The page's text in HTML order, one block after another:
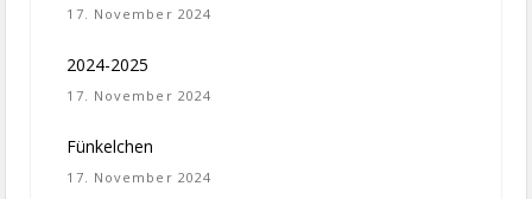
17. November 2024
2024-2025
17. November 2024
Fünkelchen
17. November 2024